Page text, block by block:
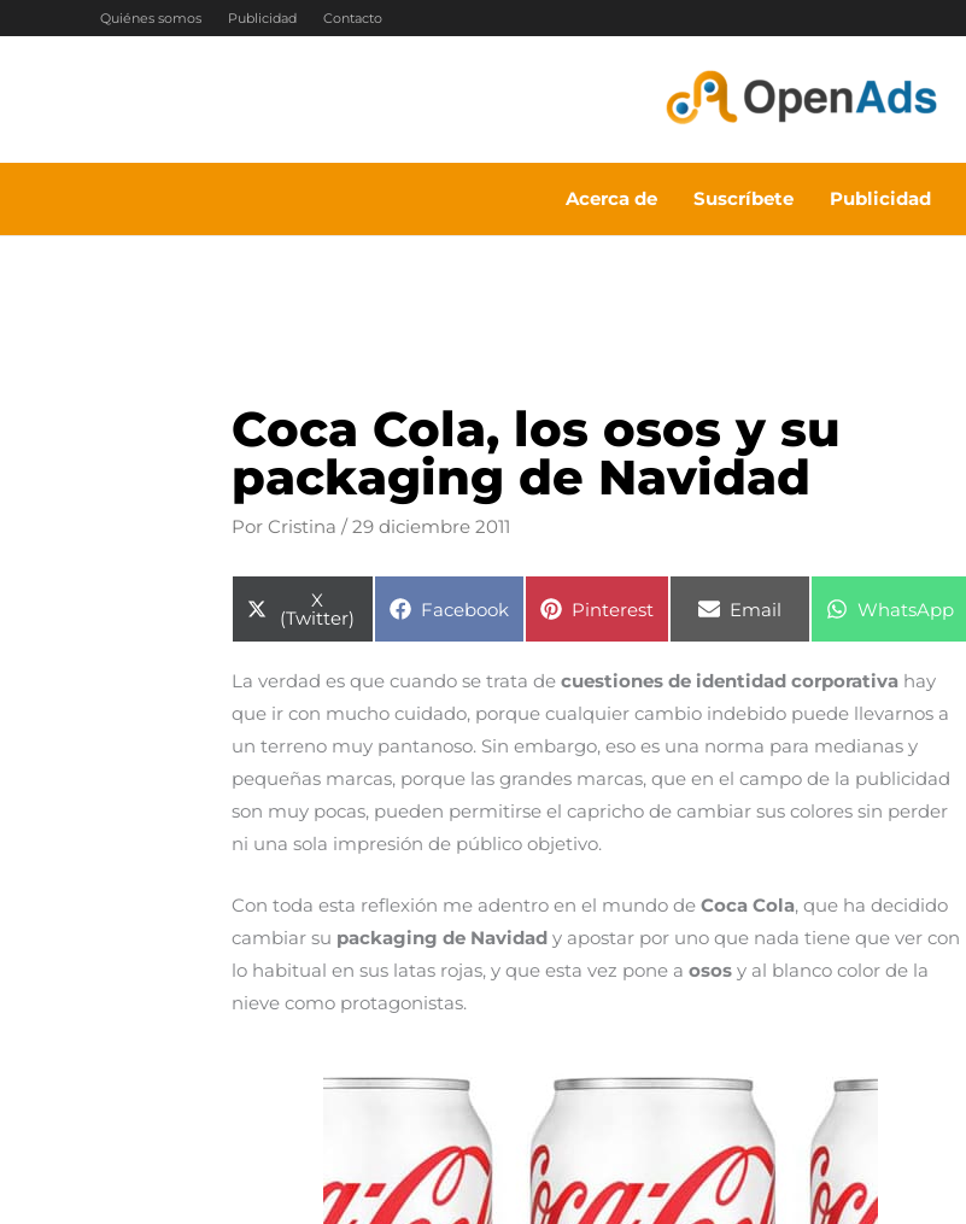
Quiénes somos Publicidad Contacto
Acerca de Suscríbete Publicidad
Coca Cola, los osos y su
packaging de Navidad
PorCristina/29 diciembre 2011
Compartir
en
X
(Twitter) Compartir
Facebook Compartir
Pinterest Compartir
Email Compartir
WhatsApp
La verdad es que cuando se trata decuestiones de identidad corporativa hay
que ir con mucho cuidado, porque cualquier cambio indebido puede llevarnos a
un terreno muy pantanoso. Sin embargo, eso es una norma para medianas y
pequeñas marcas, porque las grandes marcas, que en el campo de la publicidad
son muy pocas, pueden permitirse el capricho de cambiar sus colores sin perder
ni una sola impresión de público objetivo.
Con toda esta reflexión me adentro en el mundo deCoca Cola, que ha decidido
cambiar su packaging de Navidad y apostar por uno que nada tiene que ver con
lo habitual en sus latas rojas, y que esta vez pone aosos y al blanco color de la
nieve como protagonistas.